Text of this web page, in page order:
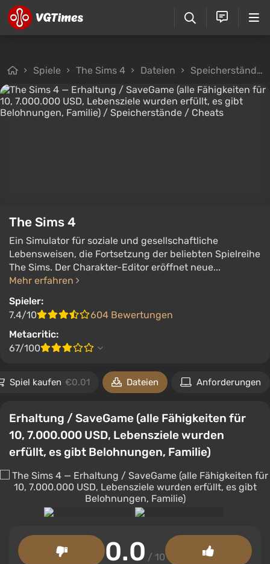
Spiele The Sims 4 Dateien Speicherstände
The Sims 4
Ein Simulator für soziale und gesellschaftliche
Lebensweisen, die Fortsetzung der beliebten Spielreihe
The Sims. Der Charakter-Editor eröffnet neue...
Mehr erfahren
Spieler:
7.4/10
604 Bewertungen
Metacritic:
67/100
Spiel kaufen €0.01 Dateien Anforderungen
Erhaltung / SaveGame (alle Fähigkeiten für
10, 7.000.000 USD, Lebensziele wurden
erfüllt, es gibt Belohnungen, Familie)
0.0 / 10